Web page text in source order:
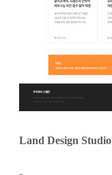
Land Design Studio